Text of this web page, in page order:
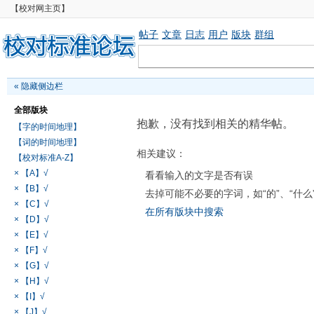
【校对网主页】
帖子 文章 日志 用户 版块 群组
« 隐藏侧边栏
全部版块
【字的时间地理】
【词的时间地理】
【校对标准A-Z】
× 【A】√
× 【B】√
× 【C】√
× 【D】√
× 【E】√
× 【F】√
× 【G】√
× 【H】√
× 【I】√
× 【J】√
抱歉，没有找到相关的精华帖。
相关建议：
看看输入的文字是否有误
去掉可能不必要的字词，如“的”、“什么
在所有版块中搜索